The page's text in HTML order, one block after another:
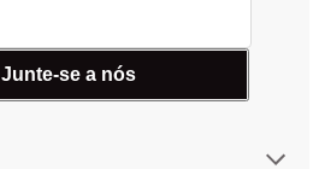
Junte-se a nós